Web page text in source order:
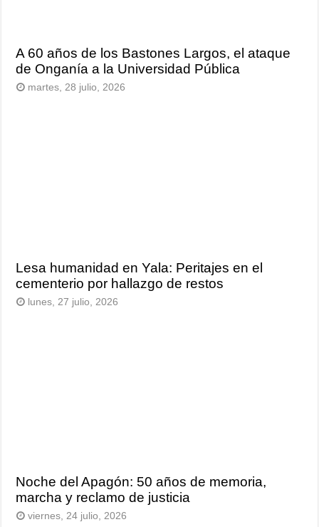
A 60 años de los Bastones Largos, el ataque
de Onganía a la Universidad Pública
martes, 28 julio, 2026
Lesa humanidad en Yala: Peritajes en el
cementerio por hallazgo de restos
lunes, 27 julio, 2026
Noche del Apagón: 50 años de memoria,
marcha y reclamo de justicia
viernes, 24 julio, 2026